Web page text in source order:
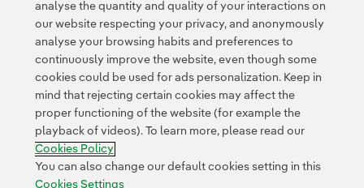
Contact Customers Privacy Policy Legal Information
Transparency in the use of AI Cookie policy Cookies Settings
Accesibility Whistle-blower channel
analyse the quantity and quality of your interactions on
our website respecting your privacy, and anonymously
analyse your browsing habits and preferences to
continuously improve the website, even though some
cookies could be used for ads personalization. Keep in
mind that rejecting certain cookies may affect the
proper functioning of the website (for example the
playback of videos). To learn more, please read our
Cookies Policy
You can also change our default cookies setting in this
Cookies Settings